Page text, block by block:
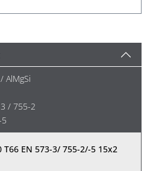
AlMgSi
/ 755-2
T66 EN 573-3/ 755-2/-5 15x2